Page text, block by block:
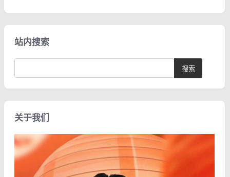
站内搜索
关于我们